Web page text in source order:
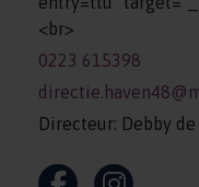
<br>
0223 615398
Directeur: Debby de